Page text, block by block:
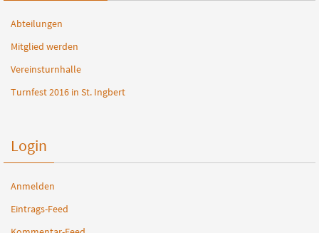
Abteilungen
Mitglied werden
Vereinsturnhalle
Turnfest 2016 in St. Ingbert
Login
Anmelden
Eintrags-Feed